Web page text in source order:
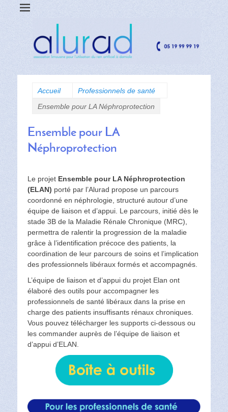
Accueil
Professionnels de santé
Ensemble pour LA Néphroprotection
Ensemble pour LA
Néphroprotection
Le projet Ensemble pour LA Néphroprotection
(ELAN) porté par l’Alurad propose un parcours
coordonné en néphrologie, structuré autour d’une
équipe de liaison et d’appui. Le parcours, initié dès le
stade 3B de la Maladie Rénale Chronique (MRC),
permettra de ralentir la progression de la maladie
grâce à l’identification précoce des patients, la
coordination de leur parcours de soins et l’implication
des professionnels libéraux formés et accompagnés.
L’équipe de liaison et d’appui du projet Elan ont
élaboré des outils pour accompagner les
professionnels de santé libéraux dans la prise en
charge des patients insuffisants rénaux chroniques.
Vous pouvez télécharger les supports ci-dessous ou
les commander auprès de l’équipe de liaison et
d’appui d’ELAN.